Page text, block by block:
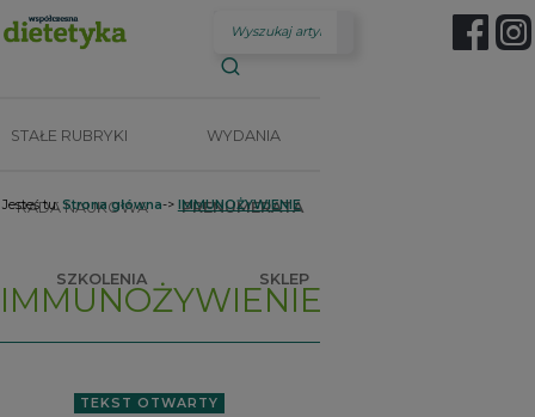
STAŁE RUBRYKI WYDANIA
RADA NAUKOWA PRENUMERATA
SZKOLENIA SKLEP
Jesteś tu:Strona główna-> IMMUNOŻYWIENIE
IMMUNOŻYWIENIE
TEKST OTWARTY